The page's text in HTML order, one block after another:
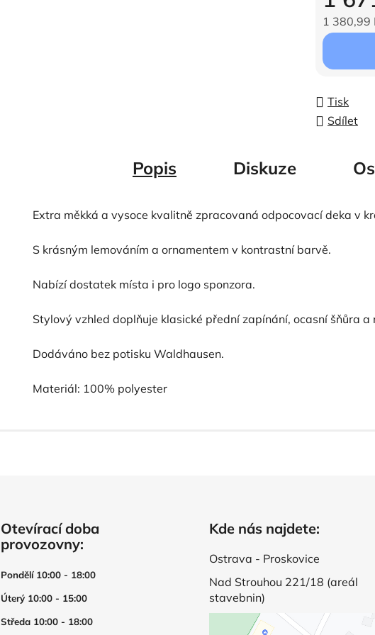
1 380,99
Měrná cena:
Tisk
Sdílet
Popis Diskuze
Extra měkká a vysoce kvalitně zpracovaná odpocovací deka v
S krásným lemováním a ornamentem v kontrastní barvě.
Nabízí dostatek místa i pro logo sponzora.
Stylový vzhled doplňuje klasické přední zapínání, ocasní šňůra a
Dodáváno bez potisku Waldhausen.
Materiál: 100% polyester
Otevírací doba
provozovny:
Pondělí 10:00 - 18:00
Úterý 10:00 - 15:00
Středa 10:00 - 18:00
Kde nás najdete:
Ostrava - Proskovice
Nad Strouhou 221/18 (areál
stavebnin)